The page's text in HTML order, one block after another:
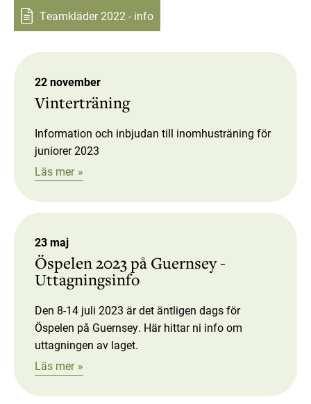
Teamkläder 2022 - info
22 november
Vinterträning
Information och inbjudan till inomhusträning för
juniorer 2023
Läs mer
23 maj
Öspelen 2023 på Guernsey -
Uttagningsinfo
Den 8-14 juli 2023 är det äntligen dags för
Öspelen på Guernsey. Här hittar ni info om
uttagningen av laget.
Läs mer